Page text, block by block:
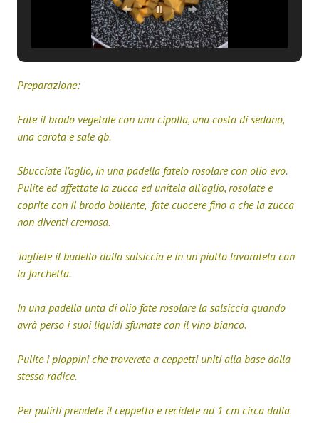
Preparazione:
Fate il brodo vegetale con una cipolla, una costa di sedano,
una carota e sale qb.
Sbucciate l’aglio, in una padella fatelo rosolare con olio evo.
Pulite ed affettate la zucca ed unitela all’aglio, rosolate e
coprite con il brodo bollente, fate cuocere fino a che la zucca
non diventi cremosa.
Togliete il budello dalla salsiccia e in un piatto lavoratela con
la forchetta.
In una padella unta di olio fate rosolare la salsiccia quando
avrà perso i suoi liquidi sfumate con il vino bianco.
Pulite i pioppini che troverete a ceppetti uniti alla base dalla
stessa radice.
Per pulirli prendete il ceppetto e recidete ad 1 cm circa dalla